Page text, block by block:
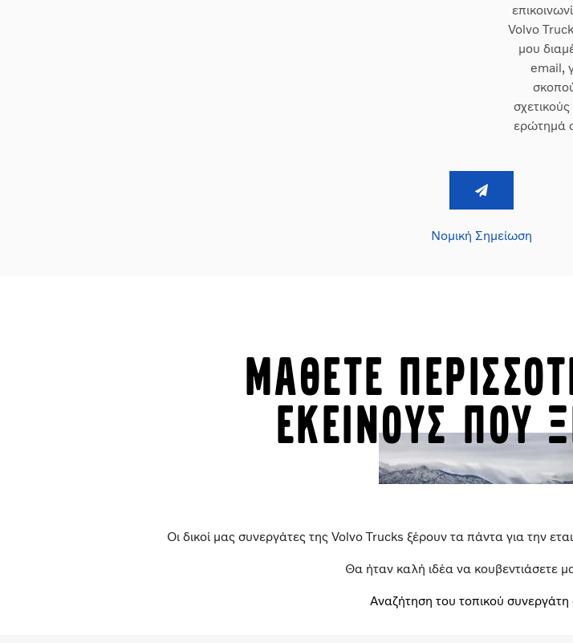
Μαθετε
εκεινους που
Οι δικοί μας συνεργάτες της Volvo Trucks ξέρουν τα πάντα για την
Θα ήταν καλή ιδέα να κουβεντιάσετε
Αναζήτηση του τοπικού συνεργάτη